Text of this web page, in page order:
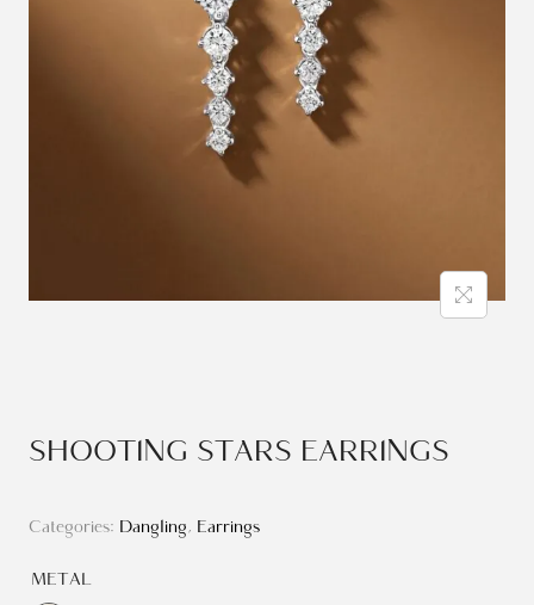
SHOOTING STARS EARRINGS
Categories: Dangling, Earrings
METAL